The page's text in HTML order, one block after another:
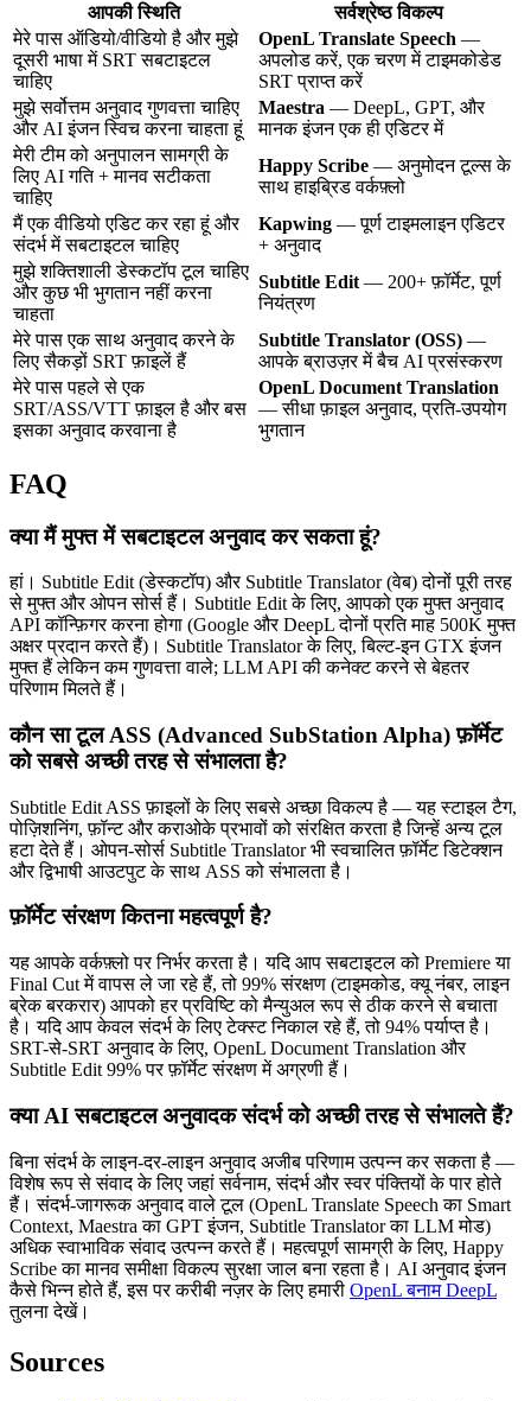
आपकी स्थिति
सर्वश्रेष्ठ विकल्प
मेरे पास ऑडियो/वीडियो है और मुझे
दूसरी भाषा में SRT सबटाइटल
चाहिए
OpenL Translate Speech —
अपलोड करें, एक चरण में टाइमकोडेड
SRT प्राप्त करें
मुझे सर्वोत्तम अनुवाद गुणवत्ता चाहिए
और AI इंजन स्विच करना चाहता हूं
Maestra — DeepL, GPT, और
मानक इंजन एक ही एडिटर में
मेरी टीम को अनुपालन सामग्री के
लिए AI गति + मानव सटीकता
चाहिए
Happy Scribe — अनुमोदन टूल्स के
साथ हाइब्रिड वर्कफ़्लो
मैं एक वीडियो एडिट कर रहा हूं और
संदर्भ में सबटाइटल चाहिए
Kapwing — पूर्ण टाइमलाइन एडिटर
+ अनुवाद
मुझे शक्तिशाली डेस्कटॉप टूल चाहिए
और कुछ भी भुगतान नहीं करना
चाहता
Subtitle Edit — 200+ फ़ॉर्मेट, पूर्ण
नियंत्रण
मेरे पास एक साथ अनुवाद करने के
लिए सैकड़ों SRT फ़ाइलें हैं
Subtitle Translator (OSS) —
आपके ब्राउज़र में बैच AI प्रसंस्करण
मेरे पास पहले से एक
SRT/ASS/VTT फ़ाइल है और बस
इसका अनुवाद करवाना है
OpenL Document Translation
— सीधा फ़ाइल अनुवाद, प्रति-उपयोग
भुगतान
FAQ
क्या मैं मुफ्त में सबटाइटल अनुवाद कर सकता हूं?
हां। Subtitle Edit (डेस्कटॉप) और Subtitle Translator (वेब) दोनों पूरी तरह
से मुफ्त और ओपन सोर्स हैं। Subtitle Edit के लिए, आपको एक मुफ्त अनुवाद
API कॉन्फ़िगर करना होगा (Google और DeepL दोनों प्रति माह 500K मुफ्त
अक्षर प्रदान करते हैं)। Subtitle Translator के लिए, बिल्ट-इन GTX इंजन
मुफ्त हैं लेकिन कम गुणवत्ता वाले; LLM API की कनेक्ट करने से बेहतर
परिणाम मिलते हैं।
कौन सा टूल ASS (Advanced SubStation Alpha) फ़ॉर्मेट
को सबसे अच्छी तरह से संभालता है?
Subtitle Edit ASS फ़ाइलों के लिए सबसे अच्छा विकल्प है — यह स्टाइल टैग,
पोज़िशनिंग, फ़ॉन्ट और कराओके प्रभावों को संरक्षित करता है जिन्हें अन्य टूल
हटा देते हैं। ओपन-सोर्स Subtitle Translator भी स्वचालित फ़ॉर्मेट डिटेक्शन
और द्विभाषी आउटपुट के साथ ASS को संभालता है।
फ़ॉर्मेट संरक्षण कितना महत्वपूर्ण है?
यह आपके वर्कफ़्लो पर निर्भर करता है। यदि आप सबटाइटल को Premiere या
Final Cut में वापस ले जा रहे हैं, तो 99% संरक्षण (टाइमकोड, क्यू नंबर, लाइन
ब्रेक बरकरार) आपको हर प्रविष्टि को मैन्युअल रूप से ठीक करने से बचाता
है। यदि आप केवल संदर्भ के लिए टेक्स्ट निकाल रहे हैं, तो 94% पर्याप्त है।
SRT-से-SRT अनुवाद के लिए, OpenL Document Translation और
Subtitle Edit 99% पर फ़ॉर्मेट संरक्षण में अग्रणी हैं।
क्या AI सबटाइटल अनुवादक संदर्भ को अच्छी तरह से संभालते हैं?
बिना संदर्भ के लाइन-दर-लाइन अनुवाद अजीब परिणाम उत्पन्न कर सकता है —
विशेष रूप से संवाद के लिए जहां सर्वनाम, संदर्भ और स्वर पंक्तियों के पार होते
हैं। संदर्भ-जागरूक अनुवाद वाले टूल (OpenL Translate Speech का Smart
Context, Maestra का GPT इंजन, Subtitle Translator का LLM मोड)
अधिक स्वाभाविक संवाद उत्पन्न करते हैं। महत्वपूर्ण सामग्री के लिए, Happy
Scribe का मानव समीक्षा विकल्प सुरक्षा जाल बना रहता है। AI अनुवाद इंजन
कैसे भिन्न होते हैं, इस पर करीबी नज़र के लिए हमारी OpenL बनाम DeepL
तुलना देखें।
Sources